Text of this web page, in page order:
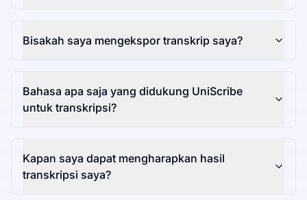
Bisakah saya mengekspor transkrip saya?
Bahasa apa saja yang didukung UniScribe
untuk transkripsi?
Kapan saya dapat mengharapkan hasil
transkripsi saya?